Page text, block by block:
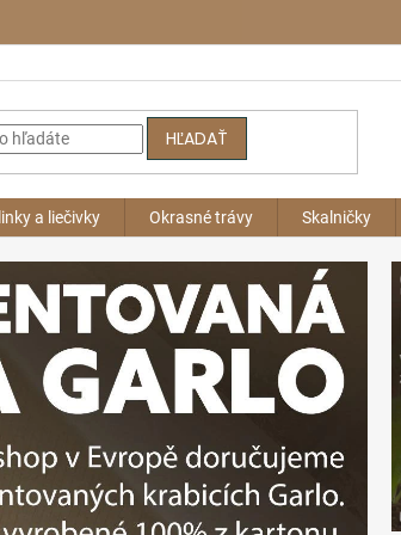
HĽADAŤ
a liečivky Okrasné trávy Skalničky